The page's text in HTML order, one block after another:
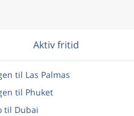
Aktiv fritid
til Las Palmas
til Phuket
til Dubai